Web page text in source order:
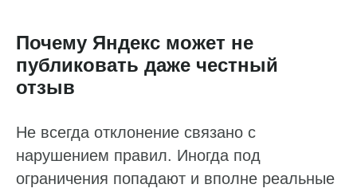
Почему Яндекс может не
публиковать даже честный
отзыв
Не всегда отклонение связано с
нарушением правил. Иногда под
ограничения попадают и вполне реальные